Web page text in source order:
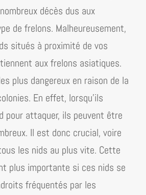
décès dus aux
de frelons. Malheureusement,
situés à proximité de vos
aux frelons asiatiques.
plus dangereux en raison de la
En effet, lorsqu’ils
pour attaquer, ils peuvent être
Il est donc crucial, voire
les nids au plus vite. Cette
plus importante si ces nids se
fréquentés par les